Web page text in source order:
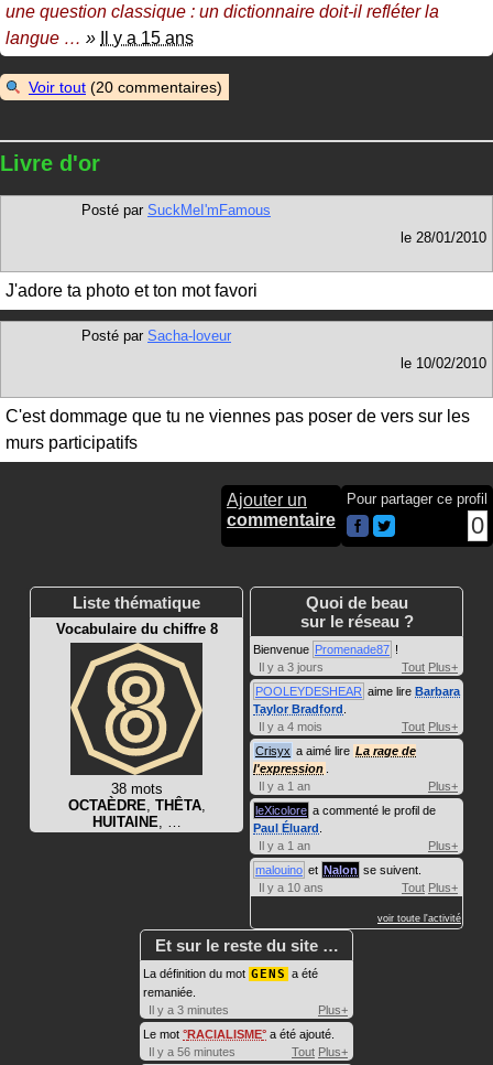
une question classique : un dictionnaire doit-il refléter la
langue … » Il y a 15 ans
Voir tout (20 commentaires)
Livre d'or
Posté par SuckMeI'mFamous
le 28/01/2010
J'adore ta photo et ton mot favori
Posté par Sacha-loveur
le 10/02/2010
C'est dommage que tu ne viennes pas poser de vers sur les
murs participatifs
Ajouter un
commentaire
Pour partager ce profil
0
Liste thématique
Vocabulaire du chiffre 8
38 mots
OCTAÈDRE THÊTA,
HUITAINE
Quoi de beau
sur le réseau ?
Bienvenue Promenade87 !
Il y a 3 jours
Tout Plus+
POOLEYDESHEAR aime lire Barbara
Taylor Bradford
Il y a 4 mois
Tout Plus+
Crisyx a aimé lire La rage de
l'expression
Il y a 1 an
Plus+
leXicolore a commenté le profil de
Paul Éluard
Il y a 1 an
Plus+
malouino et Nalon se suivent.
Il y a 10 ans
Tout Plus+
voir toute l'activité
Et sur le reste du site …
La définition du mot GENS a été
remaniée.
Il y a 3 minutes
Plus+
Le mot RACIALISME a été ajouté.
Il y a 56 minutes
Tout Plus+